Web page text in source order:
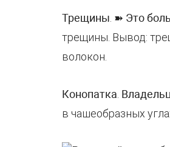
Трещины ➽ Это
трещины. Вывод:
волокон.
Конопатка
в чашеобразных